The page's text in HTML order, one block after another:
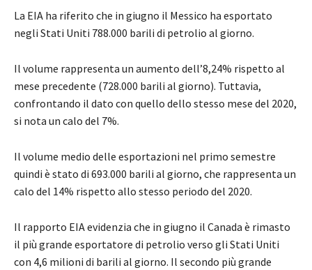
La EIA ha riferito che in giugno il Messico ha esportato
negli Stati Uniti 788.000 barili di petrolio al giorno.
Il volume rappresenta un aumento dell’8,24% rispetto al
mese precedente (728.000 barili al giorno). Tuttavia,
confrontando il dato con quello dello stesso mese del 2020,
si nota un calo del 7%.
Il volume medio delle esportazioni nel primo semestre
quindi è stato di 693.000 barili al giorno, che rappresenta un
calo del 14% rispetto allo stesso periodo del 2020.
Il rapporto EIA evidenzia che in giugno il Canada è rimasto
il più grande esportatore di petrolio verso gli Stati Uniti
con 4,6 milioni di barili al giorno. Il secondo più grande